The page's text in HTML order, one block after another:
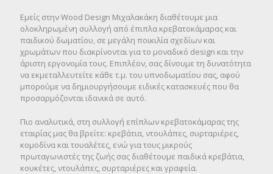
Εμείς στην Wood Design Μιχαλακάκη διαθέτουμε μια
ολοκληρωμένη συλλογή από έπιπλα κρεβατοκάμαρας και
παιδικού δωματίου, σε μεγάλη ποικιλία σχεδίων και
χρωμάτων που διακρίνονται για το μοναδικό design και την
άριστη εργονομία τους. Επιπλέον, σας δίνουμε τη δυνατότητα
να εκμεταλλευτείτε κάθε τ.μ. του υπνοδωματίου σας, αφού
μπορούμε να δημιουργήσουμε ειδικές κατασκευές που θα
προσαρμόζονται ιδανικά σε αυτό.
Πιο αναλυτικά, στη συλλογή επίπλων κρεβατοκάμαρας της
εταιρίας μας θα βρείτε: κρεβάτια, ντουλάπες, συρταριέρες,
κομοδίνα και τουαλέτες, ενώ για τους μικρούς
πρωταγωνιστές της ζωής σας διαθέτουμε παιδικά κρεβάτια,
κουκέτες, ντουλάπες, συρταριέρες και γραφεία.